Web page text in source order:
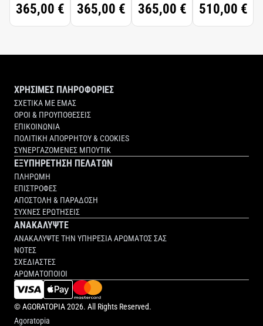
365,00 € 365,00 € 365,00 €
EXTRAIT
510,00 €
ΧΡΗΣΙΜΕΣ ΠΛΗΡΟΦΟΡΙΕΣ
ΣΧΕΤΙΚΑ ΜΕ ΕΜΑΣ
ΟΡΟΙ & ΠΡΟΥΠΟΘΕΣΕΙΣ
ΕΠΙΚΟΙΝΩΝΙΑ
ΠΟΛΙΤΙΚΗ ΑΠΟΡΡΗΤΟΥ & COOKIES
ΣΥΝΕΡΓΑΖΟΜΕΝΕΣ ΜΠΟΥΤΙΚ
ΕΞΥΠΗΡΕΤΗΣΗ ΠΕΛΑΤΩΝ
ΠΛΗΡΩΜΗ
ΕΠΙΣΤΡΟΦΕΣ
ΑΠΟΣΤΟΛΗ & ΠΑΡΑΔΟΣΗ
ΣΥΧΝΕΣ ΕΡΩΤΗΣΕΙΣ
ΑΝΑΚΑΛΥΨΤΕ
ΑΝΑΚΑΛΥΨΤΕ ΤΗΝ ΥΠΗΡΕΣΙΑ ΑΡΩΜΑΤΟΣ ΣΑΣ
ΝΟΤΕΣ
ΣΧΕΔΙΑΣΤΕΣ
ΑΡΩΜΑΤΟΠΟΙΟΙ
©AGORATOPIA2026. All Rights Reserved.
Agoratopia